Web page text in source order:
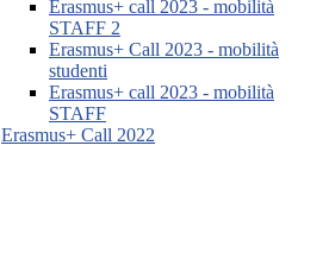
Erasmus+ call 2023 - mobilità
STAFF 2
Erasmus+ Call 2023 - mobilità
studenti
Erasmus+ call 2023 - mobilità
STAFF
Erasmus+ Call 2022